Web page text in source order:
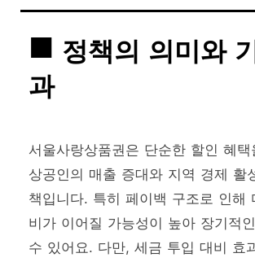
정책의 의미와
과
서울사랑상품권은 단순한 할인 혜
상공인의 매출 증대와 지역 경제 활
책입니다. 특히 페이백 구조로 인해
비가 이어질 가능성이 높아 장기적
수 있어요. 다만, 세금 투입 대비 효